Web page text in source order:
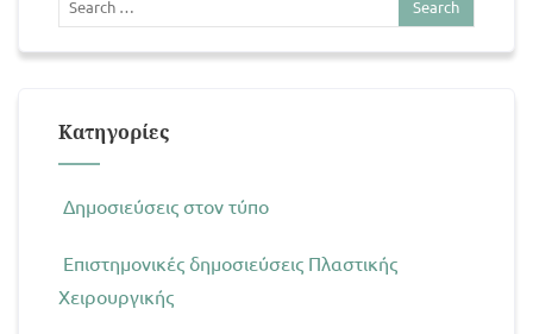
Kατηγορίες
Δημοσιεύσεις στον τύπο
Επιστημονικές δημοσιεύσεις Πλαστικής
Χειρουργικής